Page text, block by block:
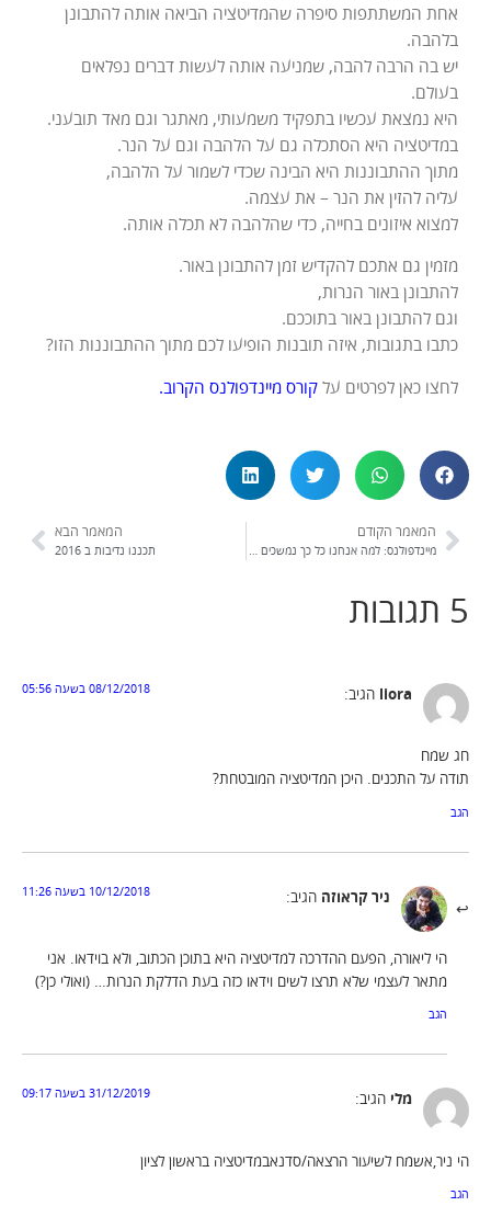
אחת המשתתפות סיפרה שהמדיטציה הביאה אותה להתבונן
בלהבה.
יש בה הרבה להבה, שמניעה אותה לעשות דברים נפלאים
בעולם.
היא נמצאת עכשיו בתפקיד משמעותי, מאתגר וגם מאד תובעני.
במדיטציה היא הסתכלה גם על הלהבה וגם על הנר.
מתוך ההתבוננות היא הבינה שכדי לשמור על הלהבה,
עליה להזין את הנר – את עצמה.
למצוא איזונים בחייה, כדי שהלהבה לא תכלה אותה.
מזמין גם אתכם להקדיש זמן להתבונן באור.
להתבונן באור הנרות,
וגם להתבונן באור בתוככם.
כתבו בתגובות, איזה תובנות הופיעו לכם מתוך ההתבוננות הזו?
לחצו כאן לפרטים על קורס מיינדפולנס הקרוב.
המאמר הקודם
מיינדפולנס: למה אנחנו כל כך נמשכים לשלילי?
המאמר הבא
תכננו נדיבות ב 2016
5 תגובות
liora הגיב: 08/12/2018 בשעה 05:56
חג שמח
תודה על התכנים. היכן המדיטציה המובטחת?
הגב
ניר קראוזה הגיב: 10/12/2018 בשעה 11:26
הי ליאורה, הפעם ההדרכה למדיטציה היא בתוכן הכתוב, ולא בוידאו. אני
מתאר לעצמי שלא תרצו לשים וידאו כזה בעת הדלקת הנרות… (ואולי כן?)
הגב
מלי הגיב: 31/12/2019 בשעה 09:17
הי ניר,אשמח לשיעור הרצאה/סדנאבמדיטציה בראשון לציון
הגב